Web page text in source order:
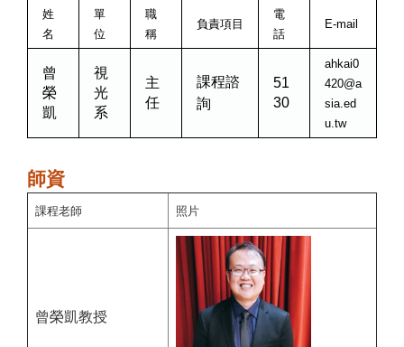
姓
名
單
位
職
稱
負責項目
電
話
E-mail
曾
榮
凱
視
光
系
主
任
課程諮
詢
51
30
ahkai0
420@a
sia.ed
u.tw
師資
課程老師 照片
曾榮凱教授